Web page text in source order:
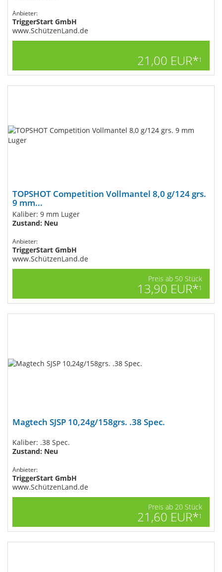
Anbieter:
TriggerStart GmbH
www.SchützenLand.de
21,00 EUR*1
TOPSHOT Competition Vollmantel 8,0 g/124 grs.
9 mm...
Kaliber: 9 mm Luger
Zustand: Neu
Anbieter:
TriggerStart GmbH
www.SchützenLand.de
Preis ab 50 Stück
13,90 EUR*1
Magtech SJSP 10,24g/158grs. .38 Spec.
Kaliber: .38 Spec.
Zustand: Neu
Anbieter:
TriggerStart GmbH
www.SchützenLand.de
Preis ab 20 Stück
21,60 EUR*1